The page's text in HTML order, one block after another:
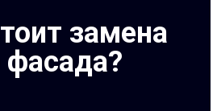
замена
фасада?